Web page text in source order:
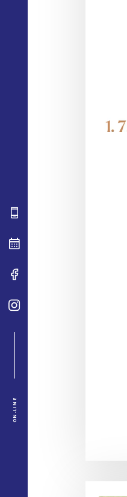
ON-LINE